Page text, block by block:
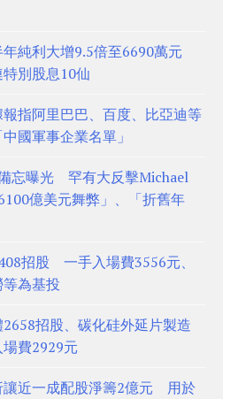
年純利大增9.5倍至6690萬元
別股息10仙
指阿里巴巴、百度、比亞迪等
國軍事企業名單」
忘曝光 罕有大反擊Michael
億美元舞弊」、「折舊年
招股 一手入場費3556元、
為基投
招股、碳化硅外延片製造
費2929元
讓近一成配股淨籌2億元 用於